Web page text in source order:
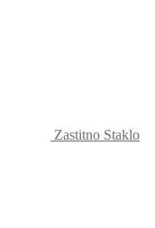
Zastitno Staklo